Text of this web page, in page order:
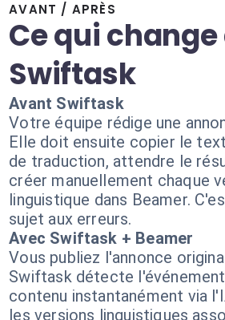
AVANT / APRÈS
Ce qui
Swiftask
Avant Swiftask
Votre équipe rédige une
Elle doit ensuite copier le
de traduction, attendre le
créer manuellement chaque
linguistique dans Beamer.
sujet aux erreurs.
Avec Swiftask + Beamer
Vous publiez l'annonce
Swiftask détecte
contenu instantanément via
les versions linguistiques